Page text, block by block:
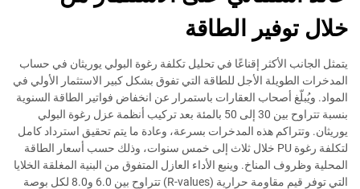
خلال توفير الطاقة
يتمثل الجانب الأكثر إقناعًا في تحليل تكلفة رغوة البولي يوريثان في حساب
المدخرات الطويلة الأجل للطاقة التي تفوق بشكل كبير الاستثمار الأولي في
المواد. ويُبلّغ أصحاب العقارات باستمرار عن انخفاض فواتير الطاقة السنوية
بنسبة تتراوح بين 30 إلى 50 بالمئة بعد تركيب أنظمة عزل رغوة البولي
يوريثان. وتتراكم هذه المدخرات بسرعة، وعادة ما يتم تحقيق استرداد كامل
لتكلفة رغوة PU خلال ثلاث إلى خمس سنوات، وذلك حسب أسعار الطاقة
المحلية وظروف المناخ. وينبع الأداء العازل المتفوق من البنية المغلقة الخلايا
التي توفر قيم مقاومة حرارية (R-values) تتراوح بين 6.0 و8.0 لكل بوصة